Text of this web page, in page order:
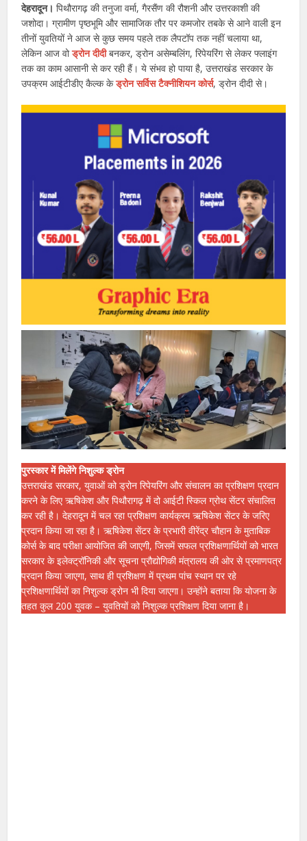
देहरादून। पिथौरागढ़ की तनुजा वर्मा, गैरसैंण की रौशनी और उत्तरकाशी की
जशोदा। ग्रामीण पृष्ठभूमि और सामाजिक तौर पर कमजोर तबके से आने वाली इन
तीनों युवतियों ने आज से कुछ समय पहले तक लैपटॉप तक नहीं चलाया था,
लेकिन आज वोड्रोन दीदीबनकर, ड्रोन असेम्बलिंग, रिपेयरिंग से लेकर फ्लाइंग
तक का काम आसानी से कर रही हैं। ये संभव हो पाया है, उत्तराखंड सरकार के
उपक्रम आईटीडीए कैल्क केड्रोन सर्विस टैक्नीशियन कोर्स, ड्रोन दीदी से।
पुरस्कार में मिलेंगे निशुल्क ड्रोन
उत्तराखंड सरकार, युवाओं को ड्रोन रिपेयरिंग और संचालन का प्रशिक्षण प्रदान
करने के लिए ऋषिकेश और पिथौरागढ़ में दो आईटी स्किल ग्रोथ सेंटर संचालित
कर रही है। देहरादून में चल रहा प्रशिक्षण कार्यक्रम ऋषिकेश सेंटर के जरिए
प्रदान किया जा रहा है। ऋषिकेश सेंटर के प्रभारी वीरेंद्र चौहान के मुताबिक
कोर्स के बाद परीक्षा आयोजित की जाएगी, जिसमें सफल प्रशिक्षणार्थियों को भारत
सरकार के इलेक्ट्रॉनिकी और सूचना प्रौद्योगिकी मंत्रालय की ओर से प्रमाणपत्र
प्रदान किया जाएगा, साथ ही प्रशिक्षण में प्रथम पांच स्थान पर रहे
प्रशिक्षणार्थियों का निशुल्क ड्रोन भी दिया जाएगा। उन्होंने बताया कि योजना के
तहत कुल 200 युवक – युवतियों को निशुल्क प्रशिक्षण दिया जाना है।